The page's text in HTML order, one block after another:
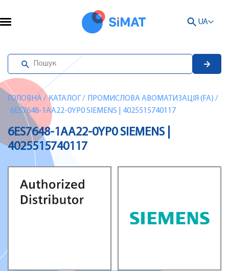
UA
ГОЛОВНА/ КАТАЛОГ / ПРОМИСЛОВА АВОМАТИЗАЦІЯ (FA) /
6ES7648-1AA22-0YP0 SIEMENS | 4025515740117
6ES7648-1AA22-0YP0 SIEMENS |
4025515740117